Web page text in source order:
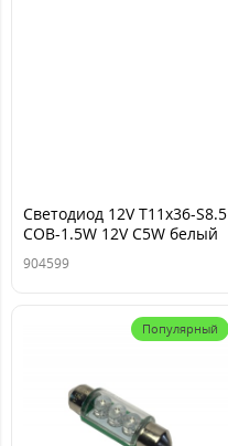
Cветодиод 12V T11x36-S8.5
COB-1.5W 12V C5W белый
0.8W 45lm TM NORD YADA
904599
Популярный